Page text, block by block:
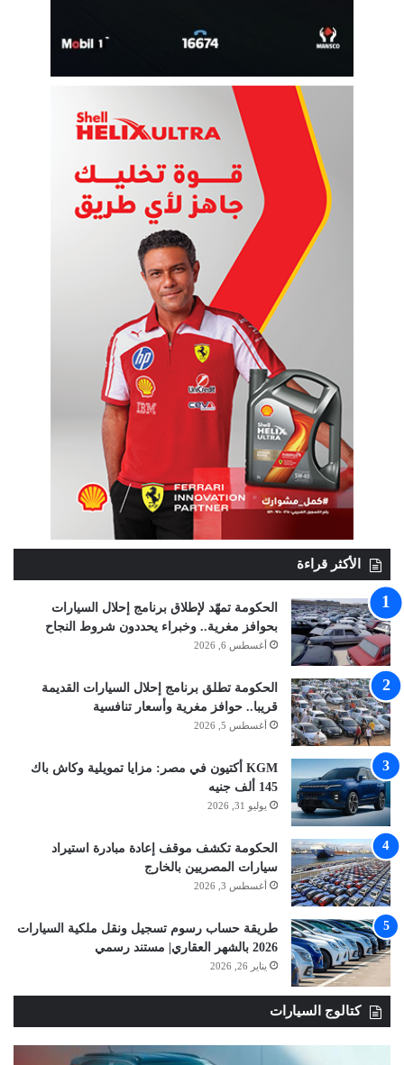
الأكثر قراءة
الحكومة تمهّد لإطلاق برنامج إحلال السيارات
بحوافز مغرية.. وخبراء يحددون شروط النجاح
أغسطس 6, 2026
الحكومة تطلق برنامج إحلال السيارات القديمة
قريبا.. حوافز مغرية وأسعار تنافسية
أغسطس 5, 2026
KGM أكتيون في مصر: مزايا تمويلية وكاش باك
145 ألف جنيه
يوليو 31, 2026
الحكومة تكشف موقف إعادة مبادرة استيراد
سيارات المصريين بالخارج
أغسطس 3, 2026
طريقة حساب رسوم تسجيل ونقل ملكية السيارات
2026 بالشهر العقاري| مستند رسمي
يناير 26, 2026
كتالوج السيارات